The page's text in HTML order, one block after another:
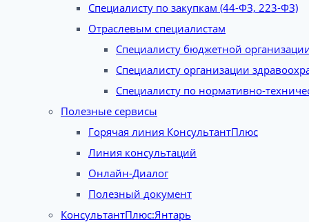
Специалисту по закупкам (44-ФЗ, 223-ФЗ)
Отраслевым специалистам
Специалисту бюджетной
Специалисту организации
Специалисту по нормативно-
Полезные сервисы
Горячая линия КонсультантПлюс
Линия консультаций
Онлайн-Диалог
Полезный документ
КонсультантПлюс:Янтарь